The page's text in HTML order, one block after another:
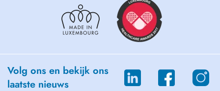
Volg ons en bekijk ons
laatste nieuws